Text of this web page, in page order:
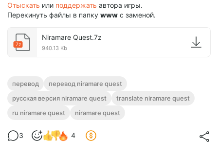
Отыскать или поддержать автора игры.
Перекинуть файлы в папку www c заменой.
7z
Niramare Quest.7z
940.13 Kb
перевод
перевод niramare quest
русская версия niramare quest
translate niramare quest
ru niramare quest
niramare quest
3 4